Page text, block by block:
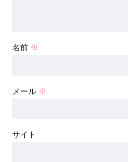
名前 ※
メール ※
サイト